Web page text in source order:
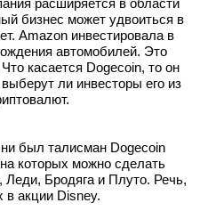
расширяется в области
бизнес может удвоиться в
Amazon инвестировала в
автомобилей. Это
касается Dogecoin, то он
ли инвесторы его из
был талисман Dogecoin
которых можно сделать
Леди, Бродяга и Плуто. Речь,
в акции Disney.